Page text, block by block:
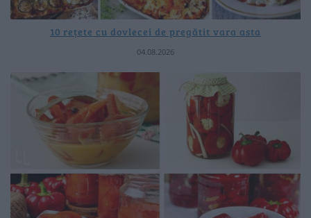
10 rețete cu dovlecei de pregătit vara asta
04.08.2026